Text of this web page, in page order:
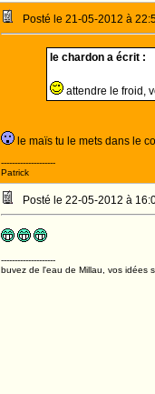
Posté le 21-05-2012 à
le chardon a écrit :
attendre le froid,
le maïs tu le mets dans le
--------------------
Patrick
Posté le 22-05-2012 à
--------------------
buvez de l'eau de Millau, vos idées